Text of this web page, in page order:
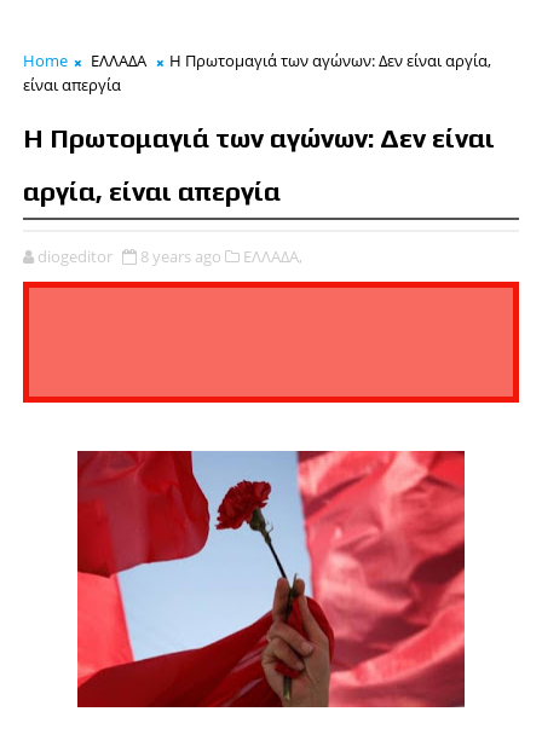
Home ΕΛΛΑΔΑ
Η Πρωτομαγιά των αγώνων: Δεν είναι αργία,
είναι απεργία
Η Πρωτομαγιά των αγώνων: Δεν είναι
αργία, είναι απεργία
diogeditor 8 years ago ΕΛΛΑΔΑ,